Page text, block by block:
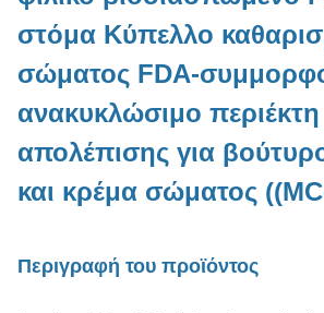
στόμα Κύπελλο
σώματος FDA-
ανακυκλώσιμο περιέκτη
απολέπισης για
και κρέμα σώματος
Περιγραφή του προϊόντος